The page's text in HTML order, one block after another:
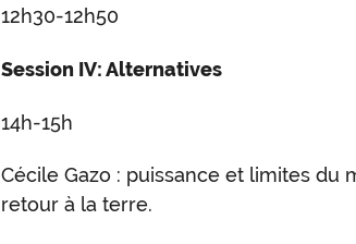
12h30-12h50
Session IV: Alternatives
14h-15h
Cécile Gazo : puissance et limites du
retour à la terre.